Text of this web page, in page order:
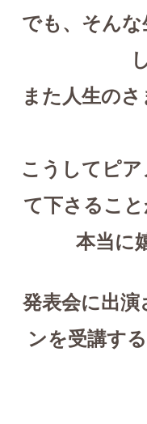
でも、そん
また人生の
こうしてピ
て下さるこ
本当に
発表会に出演
ンを受講す